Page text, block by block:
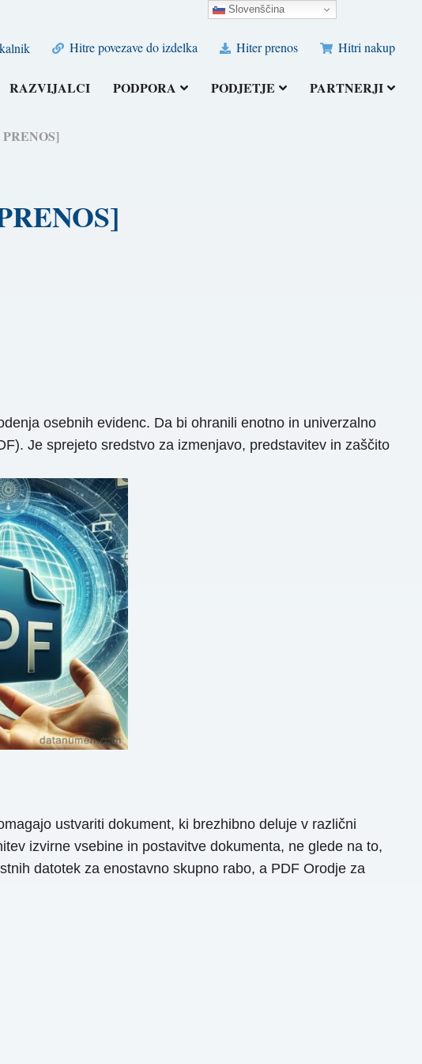
Hitre povezave do izdelka Hiter prenos Hitri nakup
RAZVIJALCI PODPORA PODJETJE PARTNERJI
osebnih evidenc. Da bi ohranili enotno in univerzalno
Je sprejeto sredstvo za izmenjavo, predstavitev in zaščito
ustvariti dokument, ki brezhibno deluje v različni
izvirne vsebine in postavitve dokumenta, ne glede na to,
datotek za enostavno skupno rabo, a PDF Orodje za
Slovenščina